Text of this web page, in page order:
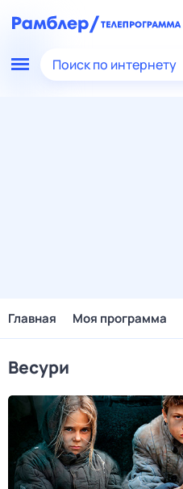
Поиск по интернету
Главная Моя программа
Весури